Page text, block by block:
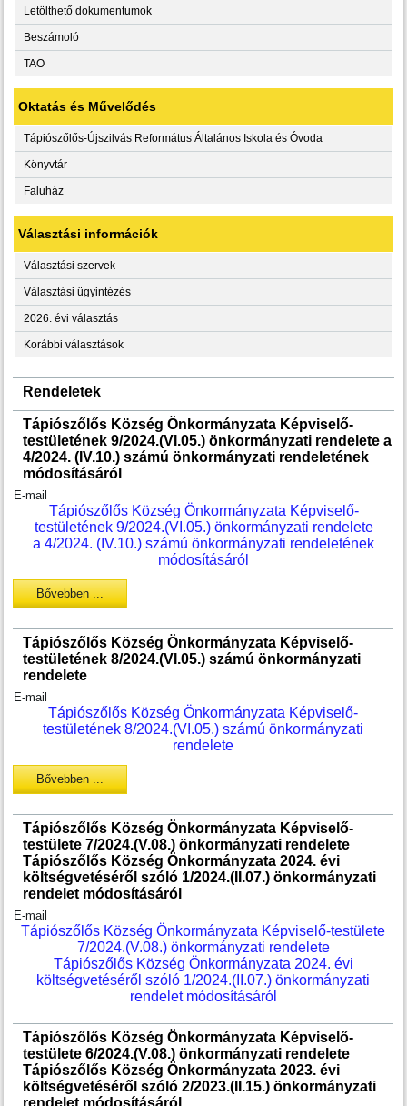
Letölthető dokumentumok
Beszámoló
TAO
Oktatás és Művelődés
Tápiószőlős-Újszilvás Református Általános Iskola és Óvoda
Könyvtár
Faluház
Választási információk
Választási szervek
Választási ügyintézés
2026. évi választás
Korábbi választások
Rendeletek
Tápiószőlős Község Önkormányzata Képviselő-
testületének 9/2024.(VI.05.) önkormányzati rendelete a
4/2024. (IV.10.) számú önkormányzati rendeletének
módosításáról
E-mail
Tápiószőlős Község Önkormányzata Képviselő-
testületének 9/2024.(VI.05.) önkormányzati rendelete
a 4/2024. (IV.10.) számú önkormányzati rendeletének
módosításáról
Bővebben ...
Tápiószőlős Község Önkormányzata Képviselő-
testületének 8/2024.(VI.05.) számú önkormányzati
rendelete
E-mail
Tápiószőlős Község Önkormányzata Képviselő-
testületének 8/2024.(VI.05.) számú önkormányzati
rendelete
Bővebben ...
Tápiószőlős Község Önkormányzata Képviselő-
testülete 7/2024.(V.08.) önkormányzati rendelete
Tápiószőlős Község Önkormányzata 2024. évi
költségvetéséről szóló 1/2024.(II.07.) önkormányzati
rendelet módosításáról
E-mail
Tápiószőlős Község Önkormányzata Képviselő-testülete
7/2024.(V.08.) önkormányzati rendelete
Tápiószőlős Község Önkormányzata 2024. évi
költségvetéséről szóló 1/2024.(II.07.) önkormányzati
rendelet módosításáról
Tápiószőlős Község Önkormányzata Képviselő-
testülete 6/2024.(V.08.) önkormányzati rendelete
Tápiószőlős Község Önkormányzata 2023. évi
költségvetéséről szóló 2/2023.(II.15.) önkormányzati
rendelet módosításáról